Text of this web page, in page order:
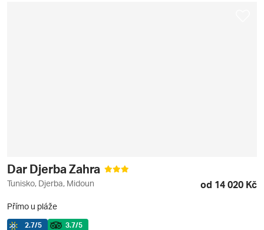
Dar Djerba Zahra
Tunisko, Djerba, Midoun od 14 020 Kč
Přímo u pláže
2.7/5 3.7/5